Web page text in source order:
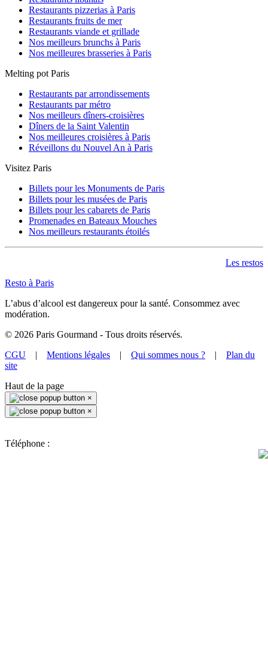
Restaurants pizzerias à Paris
Restaurants fruits de mer
Restaurants viande et grillade
Nos meilleurs brunchs à Paris
Nos meilleures brasseries à Paris
Melting pot Paris
Restaurants par arrondissements
Restaurants par métro
Nos meilleurs dîners-croisières
Dîners de la Saint Valentin
Nos meilleures croisières à Paris
Réveillons du Nouvel An à Paris
Visitez Paris
Billets pour les Monuments de Paris
Billets pour les musées de Paris
Billets pour les cabarets de Paris
Promenades en Bateaux Mouches
Nos meilleurs restaurants étoilés
Les restos
Resto à Paris
L’abus d’alcool est dangereux pour la santé. Consommez avec
modération.
© 2026 Paris Gourmand - Tous droits réservés.
CGU | Mentions légales | Qui sommes nous ? | Plan du
site
Haut de la page
×
×
Téléphone :